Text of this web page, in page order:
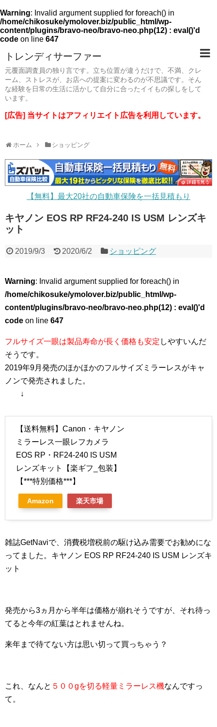
Warning: Invalid argument supplied for foreach() in
/home/chikosuke/ymolover.biz/public_html/wp-
content/plugins/bravo-neo/bravo-neo.php(12) : eval()'d
code on line 647
トレンディサーファー
元覆面調査員の独り言です。立ち位置が違うだけで、不満、クレ
ーム、ストレスが、お店への提案に変わるのが不思議です。そん
な経験を日常の生活に活かして自分に合ったイイもの探しをして
います。
[広告] 当サイトはアフィリエイト広告を利用しています。
ホーム ショッピング
【無料】最大20社の自動車保険を一括見積もり
キヤノン EOS RP RF24-240 IS USM レンズキ
ット
2019/9/3 2020/6/2 ショッピング
Warning: Invalid argument supplied for foreach() in
/home/chikosuke/ymolover.biz/public_html/wp-
content/plugins/bravo-neo/bravo-neo.php(12) : eval()'d
code on line 647
フルサイズ一眼は製品寿命が長く価格も安定 しやすいんだ
そうです。
2019年9月発売のほかほかのフルサイズミラーレスがキャ
ノンで発売されました。
↓
【送料無料】Canon・キヤノン
ミラーレス一眼レフカメラ
EOS RP・RF24-240 IS USM
レンズキット【楽ギフ_包装】
【***特別価格***】
Amazon 楽天市場
雑誌GetNaviで、消費税増税前の駆け込み需要でお勧めにな
ってました。キヤノン EOS RP RF24-240 IS USM レンズキ
ット
発売から3ヵ月から半年は価格が崩れそうですが、それ待っ
てると今年の紅葉はとれませんね。
来年まで待てない方は思い切って買っちゃう？
これ、なんと ５００gを切る軽量ミラーレス機なんですっ
て。